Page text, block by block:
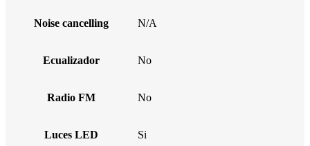
Noise cancelling N/A
Ecualizador No
Radio FM No
Luces LED Si